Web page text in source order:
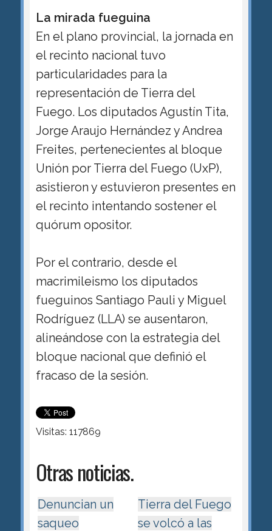
La mirada fueguina
En el plano provincial, la jornada en
el recinto nacional tuvo
particularidades para la
representación de Tierra del
Fuego. Los diputados Agustín Tita,
Jorge Araujo Hernández y Andrea
Freites, pertenecientes al bloque
Unión por Tierra del Fuego (UxP),
asistieron y estuvieron presentes en
el recinto intentando sostener el
quórum opositor.
Por el contrario, desde el
macrimileismo los diputados
fueguinos Santiago Pauli y Miguel
Rodríguez (LLA) se ausentaron,
alineándose con la estrategia del
bloque nacional que definió el
fracaso de la sesión.
Visitas: 117869
Otras noticias.
Denuncian un
saqueo
Tierra del Fuego
se volcó a las